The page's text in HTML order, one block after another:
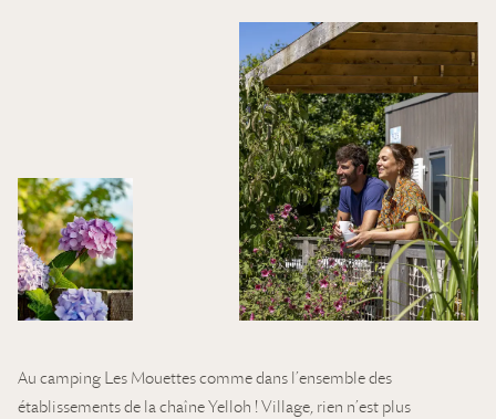
Au camping Les Mouettes comme dans l’ensemble des
établissements de la chaîne Yelloh ! Village, rien n’est plus